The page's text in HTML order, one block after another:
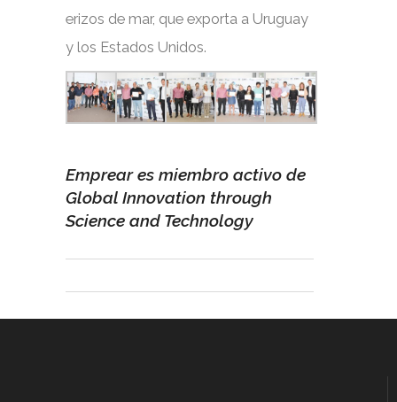
erizos de mar, que exporta a Uruguay
y los Estados Unidos.
Emprear es miembro activo de
Global Innovation through
Science and Technology